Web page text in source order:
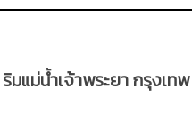
มแม่น้ำเจ้าพระยา กรุงเทพ